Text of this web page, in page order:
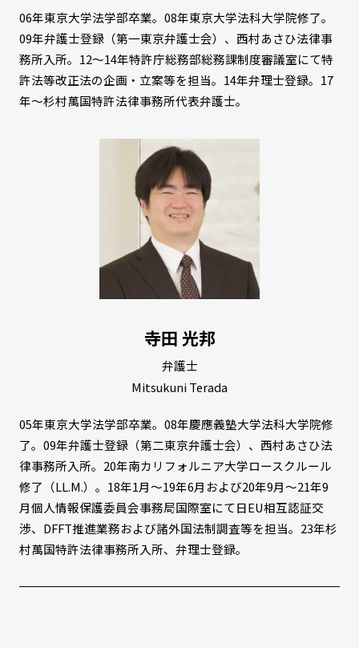
06年東京大学法学部卒業。08年東京大学法科大学院修了。
09年弁護士登録（第一東京弁護士会）、西村あさひ法律事
務所入所。12～14年特許庁総務部総務課制度審議室にて特
許法等改正法の企画・立案等を担当。14年弁理士登録。17
年～杉村萬国特許法律事務所代表弁護士。
寺田 光邦
弁護士
Mitsukuni Terada
05年東京大学法学部卒業。08年慶應義塾大学法科大学院修
了。09年弁護士登録（第二東京弁護士会）、西村あさひ法
律事務所入所。20年南カリフォルニア大学ロースクルール
修了（LL.M.）。18年1月～19年6月および20年9月～21年9
月個人情報保護委員会事務局国際室にて日EU相互認証交
渉、DFFT推進業務および諸外国法制調査等を担当。23年杉
村萬国特許法律事務所入所、弁理士登録。